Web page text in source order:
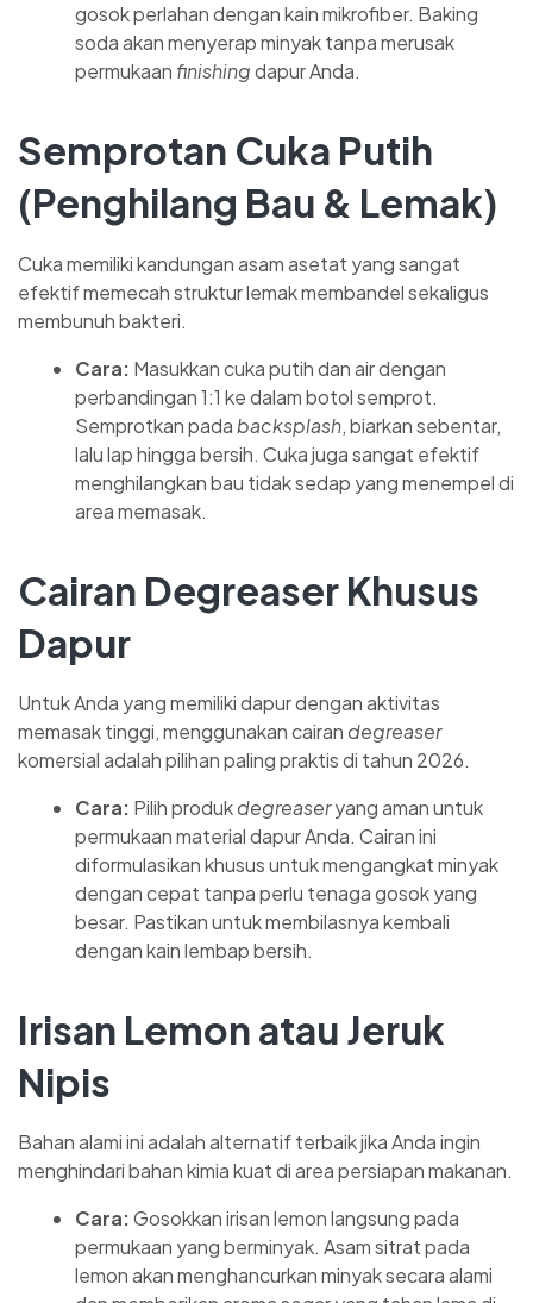
gosok perlahan dengan kain mikrofiber. Baking
soda akan menyerap minyak tanpa merusak
permukaan finishingdapur Anda.
Semprotan Cuka Putih
(Penghilang Bau & Lemak)
Cuka memiliki kandungan asam asetat yang sangat
efektif memecah struktur lemak membandel sekaligus
membunuh bakteri.
Cara: Masukkan cuka putih dan air dengan
perbandingan 1:1 ke dalam botol semprot.
Semprotkan padabacksplash, biarkan sebentar,
lalu lap hingga bersih. Cuka juga sangat efektif
menghilangkan bau tidak sedap yang menempel di
area memasak.
Cairan Degreaser Khusus
Dapur
Untuk Anda yang memiliki dapur dengan aktivitas
memasak tinggi, menggunakan cairan degreaser
komersial adalah pilihan paling praktis di tahun 2026.
Cara: Pilih produkdegreaseryang aman untuk
permukaan material dapur Anda. Cairan ini
diformulasikan khusus untuk mengangkat minyak
dengan cepat tanpa perlu tenaga gosok yang
besar. Pastikan untuk membilasnya kembali
dengan kain lembap bersih.
Irisan Lemon atau Jeruk
Nipis
Bahan alami ini adalah alternatif terbaik jika Anda ingin
menghindari bahan kimia kuat di area persiapan makanan.
Cara:Gosokkan irisan lemon langsung pada
permukaan yang berminyak. Asam sitrat pada
lemon akan menghancurkan minyak secara alami